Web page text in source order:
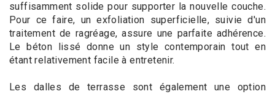
suffisamment solide pour supporter la nouvelle couche.
Pour ce faire, un exfoliation superficielle, suivie d'un
traitement de ragréage, assure une parfaite adhérence.
Le béton lissé donne un style contemporain tout en
étant relativement facile à entretenir.
Les dalles de terrasse sont également une option